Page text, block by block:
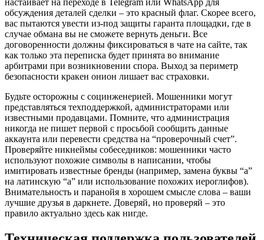
обсуждения деталей сделки – это красный флаг. Скорее всего,
вас пытаются увести из-под защиты гаранта площадки, где в
случае обмана вы не сможете вернуть деньги. Все
договоренности должны фиксироваться в чате на сайте, так
как только эта переписка будет принята во внимание
арбитрами при возникновении спора. Выход за периметр
безопасности кракен онион лишает вас страховки.
Будьте осторожны с социнженерией. Мошенники могут
представляться техподдержкой, администраторами или
известными продавцами. Помните, что администрация
никогда не пишет первой с просьбой сообщить данные
аккаунта или перевести средства на “проверочный счет”.
Проверяйте никнеймы собеседников: мошенники часто
используют похожие символы в написании, чтобы
имитировать известные бренды (например, замена буквы “а”
на латинскую “a” или использование похожих иероглифов).
Внимательность и паранойя в хорошем смысле слова – ваши
лучшие друзья в даркнете. Доверяй, но проверяй – это
правило актуально здесь как нигде.